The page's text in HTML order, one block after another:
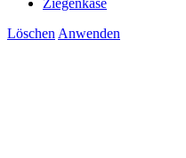
Ziegenkäse
Löschen Anwenden